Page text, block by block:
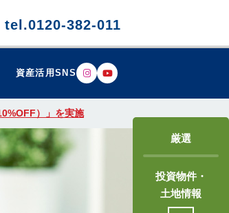
tel.0120-382-011
資産活用SNS
）」を実施
厳選
投資物件・
土地情報